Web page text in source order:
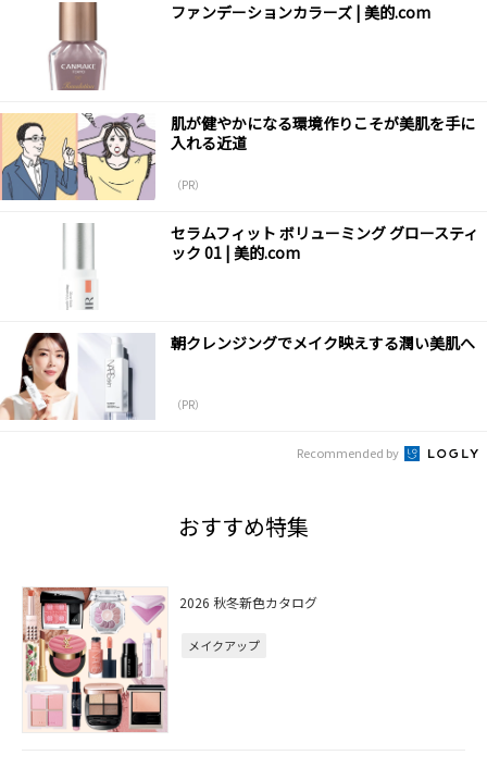
ファンデーションカラーズ | 美的.com
肌が健やかになる環境作りこそが美肌を手に
入れる近道
（PR）
セラムフィット ボリューミング グロースティ
ック 01 | 美的.com
朝クレンジングでメイク映えする潤い美肌へ
（PR）
Recommended by
おすすめ特集
2026 秋冬新色カタログ
メイクアップ